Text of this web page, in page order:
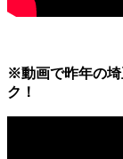
※動画で昨年の埼
ク！